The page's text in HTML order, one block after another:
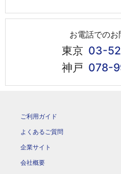
お電話での
東京 03-
神戸 078-
ご利用ガイド
よくあるご質問
企業サイト
会社概要